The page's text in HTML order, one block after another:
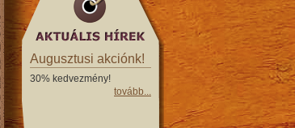
Augusztusi akciónk!
30% kedvezmény!
tovább...